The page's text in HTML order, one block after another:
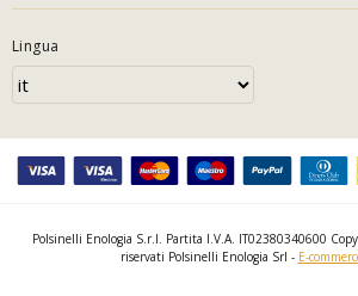
Lingua
Polsinelli Enologia S.r.l. Partita I.V.A. IT02380340600
riservati Polsinelli Enologia Srl - E-